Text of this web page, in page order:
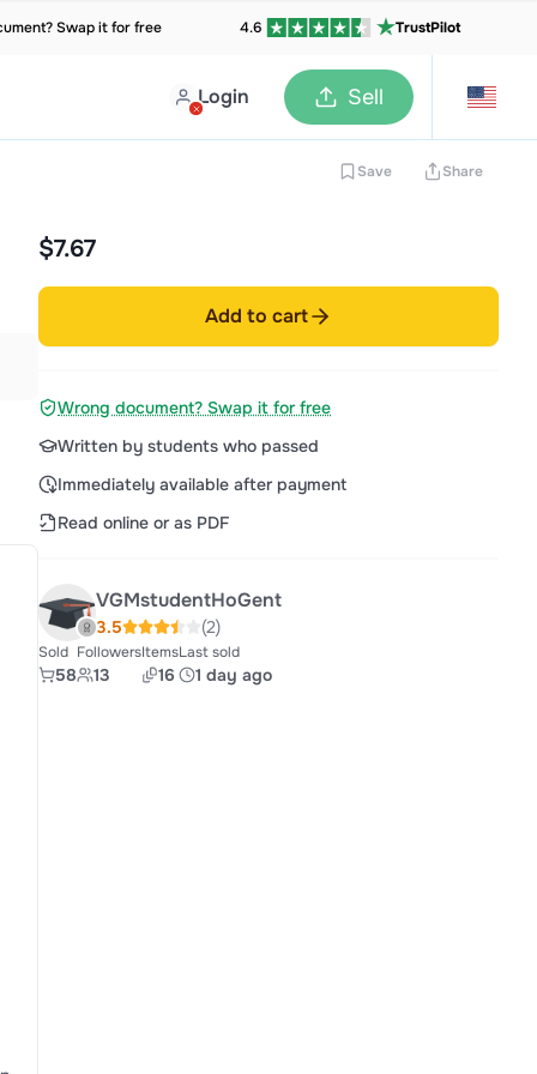
Swap it for free 4.6 TrustPilot
Login Sell
Save Share
$7.67
Add to cart
Wrong document? Swap it for free
Written by students who passed
Immediately available after payment
Read online or as PDF
VGMstudentHoGent
3.5 (2)
Sold
58
Followers
13
Items
16
Last sold
1 day ago